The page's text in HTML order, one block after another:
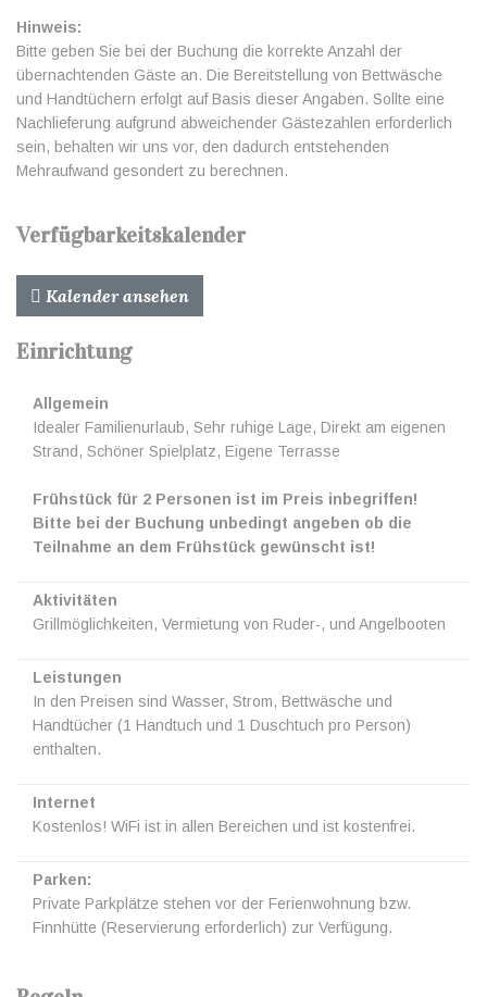
Hinweis:
Bitte geben Sie bei der Buchung die korrekte Anzahl der
übernachtenden Gäste an. Die Bereitstellung von Bettwäsche
und Handtüchern erfolgt auf Basis dieser Angaben. Sollte eine
Nachlieferung aufgrund abweichender Gästezahlen erforderlich
sein, behalten wir uns vor, den dadurch entstehenden
Mehraufwand gesondert zu berechnen.
Verfügbarkeitskalender
Kalender ansehen
Einrichtung
Allgemein
Idealer Familienurlaub, Sehr ruhige Lage, Direkt am eigenen
Strand, Schöner Spielplatz, Eigene Terrasse
Frühstück für 2 Personen ist im Preis inbegriffen!
Bitte bei der Buchung unbedingt angeben ob die
Teilnahme an dem Frühstück gewünscht ist!
Aktivitäten
Grillmöglichkeiten, Vermietung von Ruder-, und Angelbooten
Leistungen
In den Preisen sind Wasser, Strom, Bettwäsche und
Handtücher (1 Handtuch und 1 Duschtuch pro Person)
enthalten.
Internet
Kostenlos! WiFi ist in allen Bereichen und ist kostenfrei.
Parken:
Private Parkplätze stehen vor der Ferienwohnung bzw.
Finnhütte (Reservierung erforderlich) zur Verfügung.